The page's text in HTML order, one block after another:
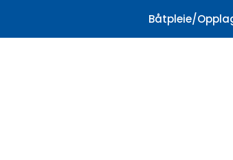
Kjøpshjelp |
Båtpleie/